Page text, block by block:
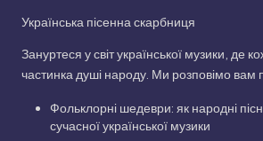
Українська пісенна скарбниця
Зануртеся у світ української музики, де
частинка душі народу. Ми розповімо вам
Фольклорні шедеври: як народні
сучасної української музики